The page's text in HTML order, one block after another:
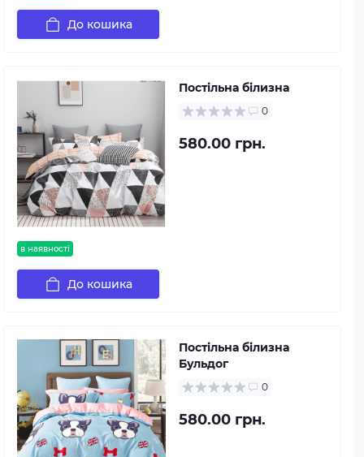
До кошика
в наявності
Постільна білизна
0
580.00 грн.
До кошика
Постільна білизна
Бульдог
0
580.00 грн.